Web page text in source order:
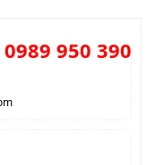
0989 950 390